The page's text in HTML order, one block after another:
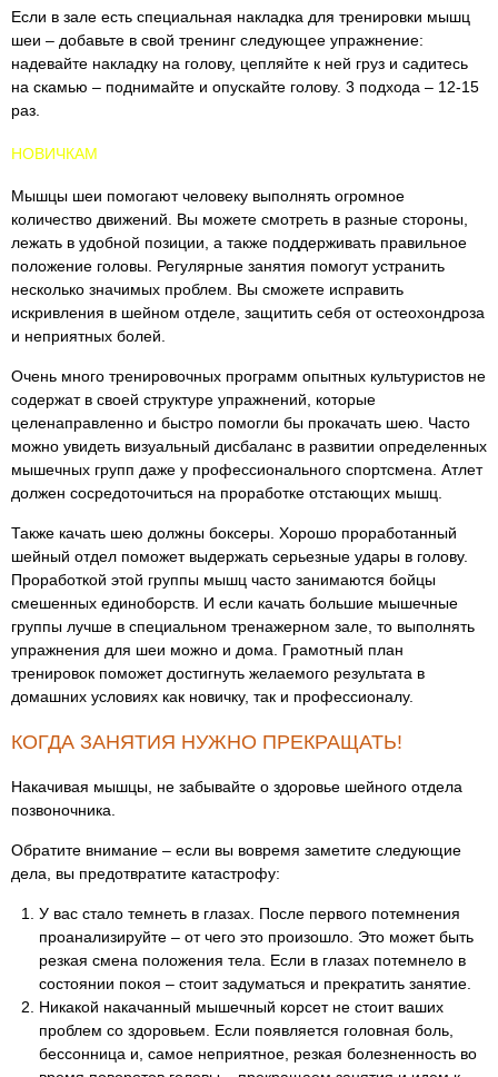
Если в зале есть специальная накладка для тренировки мышц
шеи – добавьте в свой тренинг следующее упражнение:
надевайте накладку на голову, цепляйте к ней груз и садитесь
на скамью – поднимайте и опускайте голову. 3 подхода – 12-15
раз.
НОВИЧКАМ
Мышцы шеи помогают человеку выполнять огромное
количество движений. Вы можете смотреть в разные стороны,
лежать в удобной позиции, а также поддерживать правильное
положение головы. Регулярные занятия помогут устранить
несколько значимых проблем. Вы сможете исправить
искривления в шейном отделе, защитить себя от остеохондроза
и неприятных болей.
Очень много тренировочных программ опытных культуристов не
содержат в своей структуре упражнений, которые
целенаправленно и быстро помогли бы прокачать шею. Часто
можно увидеть визуальный дисбаланс в развитии определенных
мышечных групп даже у профессионального спортсмена. Атлет
должен сосредоточиться на проработке отстающих мышц.
Также качать шею должны боксеры. Хорошо проработанный
шейный отдел поможет выдержать серьезные удары в голову.
Проработкой этой группы мышц часто занимаются бойцы
смешенных единоборств. И если качать большие мышечные
группы лучше в специальном тренажерном зале, то выполнять
упражнения для шеи можно и дома. Грамотный план
тренировок поможет достигнуть желаемого результата в
домашних условиях как новичку, так и профессионалу.
КОГДА ЗАНЯТИЯ НУЖНО ПРЕКРАЩАТЬ!
Накачивая мышцы, не забывайте о здоровье шейного отдела
позвоночника.
Обратите внимание – если вы вовремя заметите следующие
дела, вы предотвратите катастрофу:
У вас стало темнеть в глазах. После первого потемнения
проанализируйте – от чего это произошло. Это может быть
резкая смена положения тела. Если в глазах потемнело в
состоянии покоя – стоит задуматься и прекратить занятие.
Никакой накачанный мышечный корсет не стоит ваших
проблем со здоровьем. Если появляется головная боль,
бессонница и, самое неприятное, резкая болезненность во